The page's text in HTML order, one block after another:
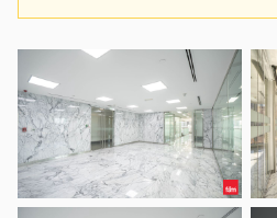
Готов к заселению